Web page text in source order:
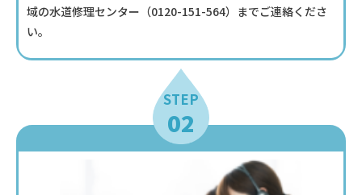
域の水道修理センター（0120-151-564）までご連絡くださ
い。
STEP
02